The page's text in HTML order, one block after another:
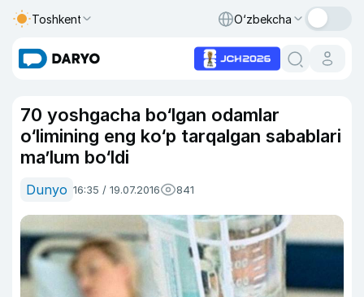
Toshkent O‘zbekcha
70 yoshgacha bo‘lgan odamlar
o‘limining eng ko‘p tarqalgan sabablari
ma’lum bo‘ldi
Dunyo 16:35 / 19.07.2016 841